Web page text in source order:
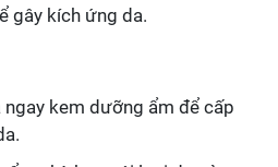
gây kích ứng da.
kem dưỡng ẩm để cấp